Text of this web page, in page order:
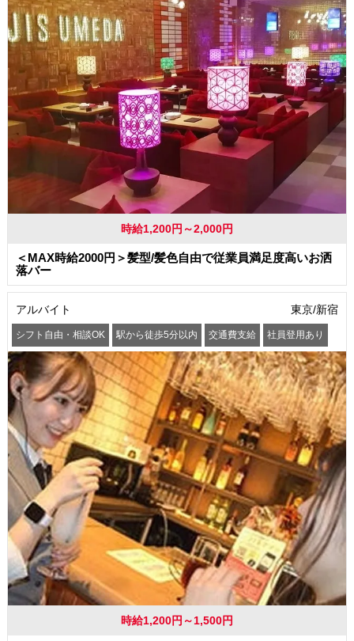
時給1,200円～2,000円
＜MAX時給2000円＞髪型/髪色自由で従業員満足度高いお洒
落バー
アルバイト 東京/新宿
シフト自由・相談OK 駅から徒歩5分以内 交通費支給 社員登用あり
時給1,200円～1,500円